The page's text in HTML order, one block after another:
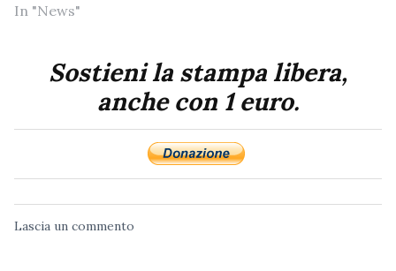
In "News"
Sostieni la stampa libera,
anche con 1 euro.
Lascia un commento